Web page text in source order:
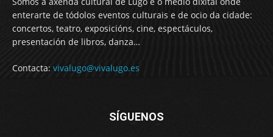
enterarte de tódolos eventos culturais e de ocio da cidade:
concertos, teatro, exposicións, cine, espectáculos,
presentación de libros, danza…
Contacta: vivalugo@vivalugo.es
SÍGUENOS